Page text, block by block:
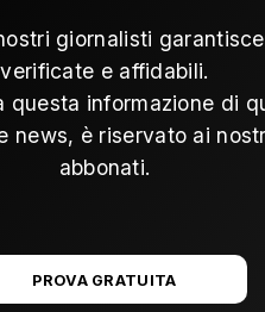
giornalisti
verificate e affidabili.
questa informazione di
news, è riservato ai
abbonati.
PROVA GRATUITA